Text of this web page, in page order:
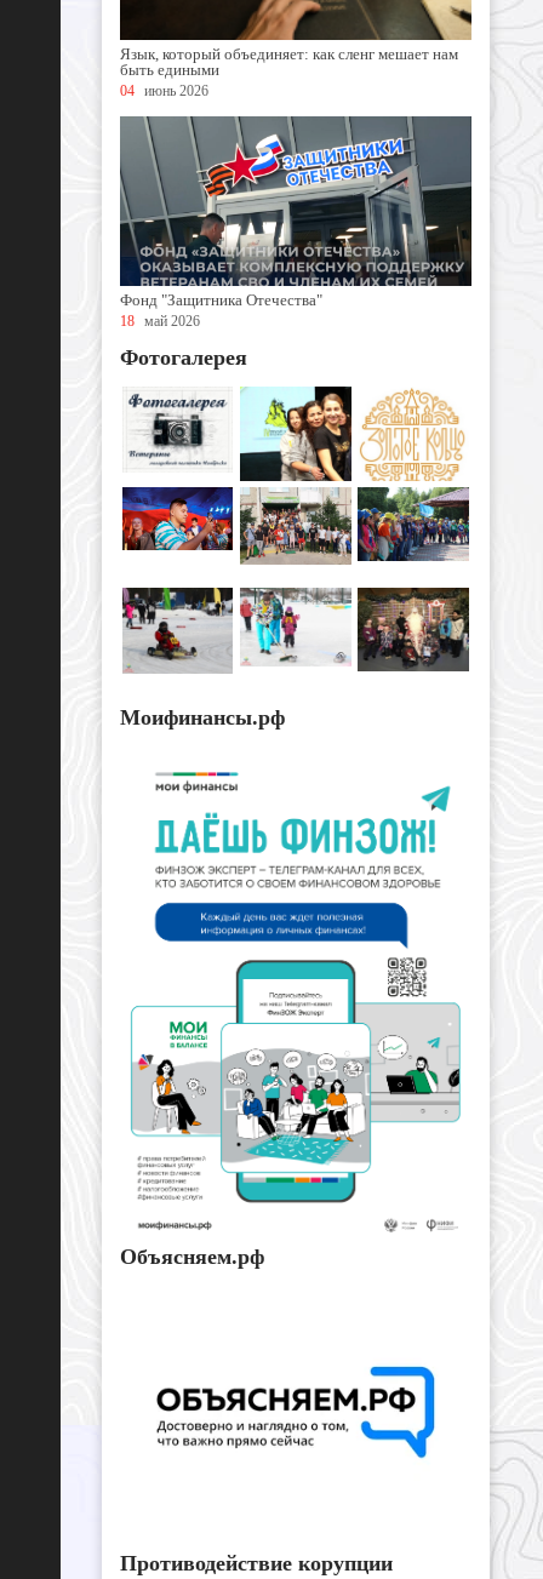
Язык, который объединяет: как сленг мешает нам
быть едиными
04 июнь 2026
Фонд "Защитника Отечества"
18 май 2026
Фотогалерея
Моифинансы.рф
Объясняем.рф
Противодействие корупции